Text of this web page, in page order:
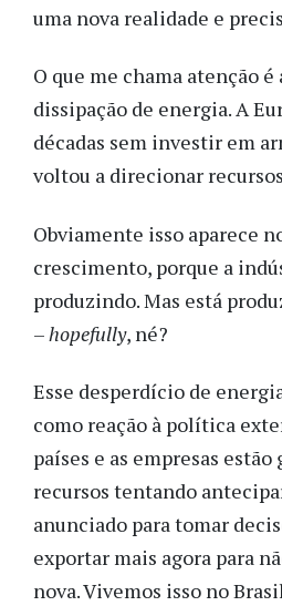
uma nova realidade e
O que me chama atenção
dissipação de energia. A
décadas sem investir em
voltou a direcionar
Obviamente isso aparece
crescimento, porque a
produzindo. Mas está
–hopefully, né?
Esse desperdício de
como reação à política
países e as empresas
recursos tentando
anunciado para tomar
exportar mais agora para
nova. Vivemos isso no